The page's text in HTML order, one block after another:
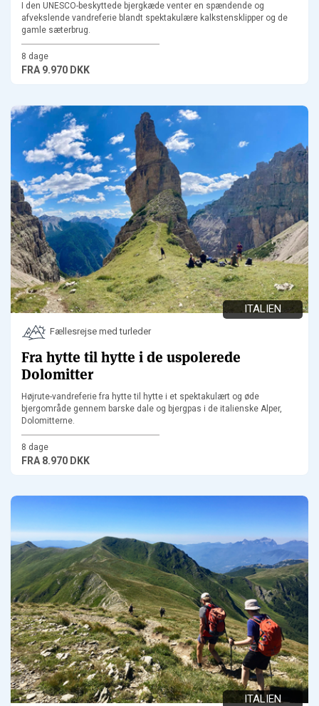
I den UNESCO-beskyttede bjergkæde venter en spændende og
afvekslende vandreferie blandt spektakulære kalkstensklipper og de
gamle sæterbrug.
8 dage
FRA9.970 DKK
ITALIEN
Fællesrejse med turleder
Fra hytte til hytte i de uspolerede
Dolomitter
Højrute-vandreferie fra hytte til hytte i et spektakulært og øde
bjergområde gennem barske dale og bjergpas i de italienske Alper,
Dolomitterne.
8 dage
FRA 8.970 DKK
ITALIEN